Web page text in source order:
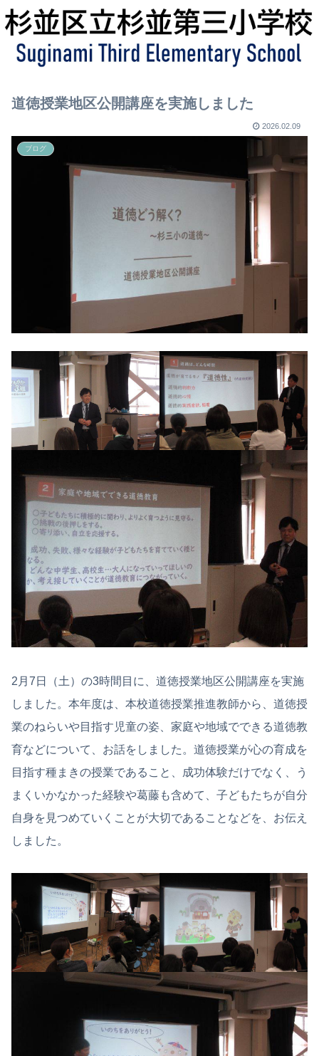
道徳授業地区公開講座を実施しました
2026.02.09
ブログ
2月7日（土）の3時間目に、道徳授業地区公開講座を実施
しました。本年度は、本校道徳授業推進教師から、道徳授
業のねらいや目指す児童の姿、家庭や地域でできる道徳教
育などについて、お話をしました。道徳授業が心の育成を
目指す種まきの授業であること、成功体験だけでなく、う
まくいかなかった経験や葛藤も含めて、子どもたちが自分
自身を見つめていくことが大切であることなどを、お伝え
しました。